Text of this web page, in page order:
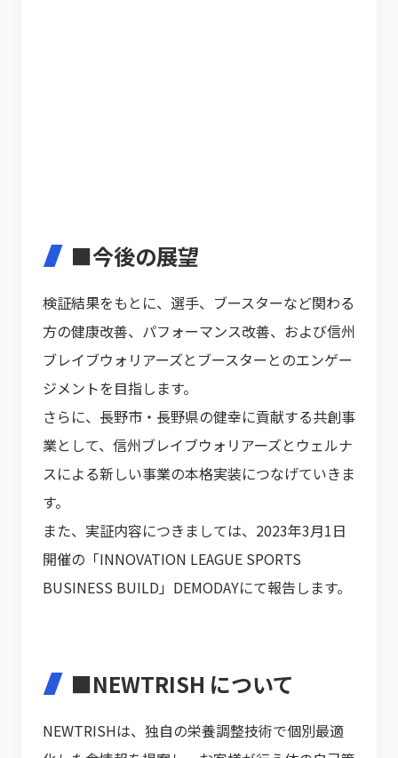
■今後の展望
検証結果をもとに、選手、ブースターなど関わる
方の健康改善、パフォーマンス改善、および信州
ブレイブウォリアーズとブースターとのエンゲー
ジメントを目指します。
さらに、長野市・長野県の健幸に貢献する共創事
業として、信州ブレイブウォリアーズとウェルナ
スによる新しい事業の本格実装につなげていきま
す。
また、実証内容につきましては、2023年3月1日
開催の「INNOVATION LEAGUE SPORTS
BUSINESS BUILD」DEMODAYにて報告します。
■NEWTRISH について
NEWTRISHは、独自の栄養調整技術で個別最適